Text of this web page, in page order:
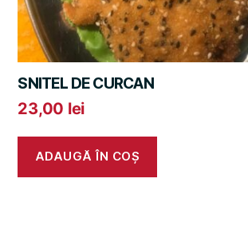
SNITEL DE CURCAN
23,00 lei
ADAUGĂ ÎN COȘ